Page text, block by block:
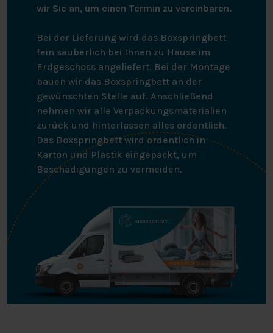
wir Sie an, um einen Termin zu vereinbaren.
Bei der Lieferung wird das Boxspringbett
fein säuberlich bei Ihnen zu Hause im
Erdgeschoss angeliefert. Bei der Montage
bauen wir das Boxspringbett an der
gewünschten Stelle auf. Anschließend
nehmen wir alle Verpackungsmaterialien
zurück und hinterlassen alles ordentlich.
Das Boxspringbett wird ordentlich in
Karton und Plastik eingepackt, um
Beschädigungen zu vermeiden.